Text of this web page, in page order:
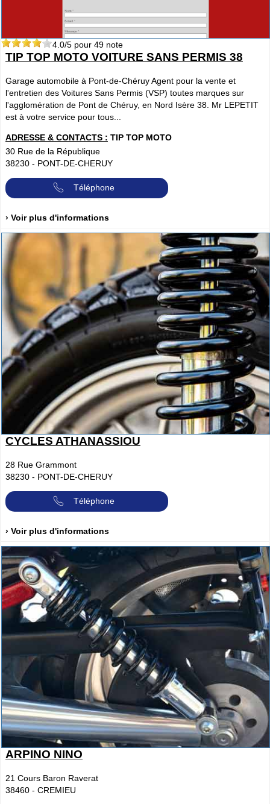
4.0/5 pour 49 note
TIP TOP MOTO VOITURE SANS PERMIS 38
Garage automobile à Pont-de-Chéruy Agent pour la vente et
l'entretien des Voitures Sans Permis (VSP) toutes marques sur
l'agglomération de Pont de Chéruy, en Nord Isère 38. Mr LEPETIT
est à votre service pour tous...
ADRESSE & CONTACTS : TIP TOP MOTO
30 Rue de la République
38230 - PONT-DE-CHERUY
Téléphone
› Voir plus d'informations
CYCLES ATHANASSIOU
28 Rue Grammont
38230 - PONT-DE-CHERUY
Téléphone
› Voir plus d'informations
ARPINO NINO
21 Cours Baron Raverat
38460 - CREMIEU